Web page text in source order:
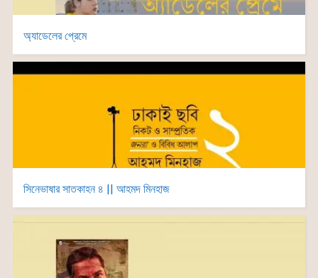
অ্যাডেলের প্রেমে
সিনেভাষার সাতকাহন ৪ || আহমদ মিনহাজ